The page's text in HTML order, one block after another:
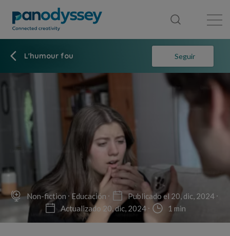
L'humour fou Seguir
Non-fiction Educación
Publicado el 20, dic, 2024
Actualizado 20, dic, 2024
1 min